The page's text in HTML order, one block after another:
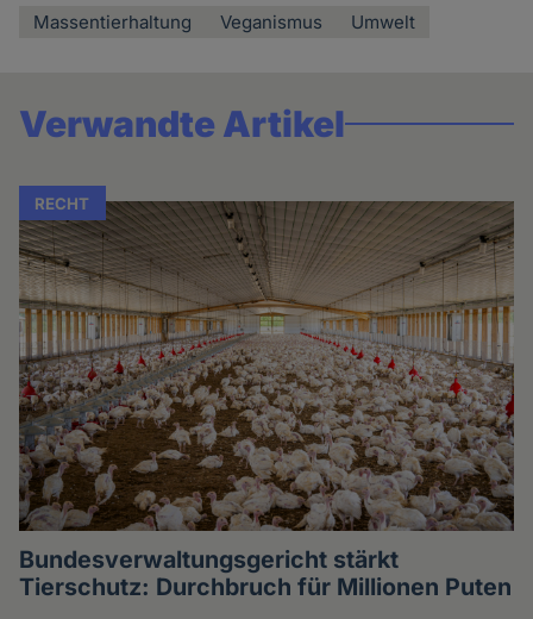
Massentierhaltung Veganismus Umwelt
Verwandte Artikel
RECHT
Bundesverwaltungsgericht stärkt
Tierschutz: Durchbruch für Millionen Puten